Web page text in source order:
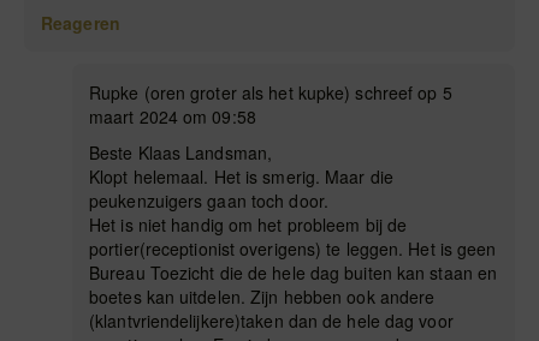
Reageren
Rupke (oren groter als het kupke) schreef op 5
maart 2024 om 09:58
Beste Klaas Landsman,
Klopt helemaal. Het is smerig. Maar die
peukenzuigers gaan toch door.
Het is niet handig om het probleem bij de
portier(receptionist overigens) te leggen. Het is geen
Bureau Toezicht die de hele dag buiten kan staan en
boetes kan uitdelen. Zijn hebben ook andere
(klantvriendelijkere)taken dan de hele dag voor